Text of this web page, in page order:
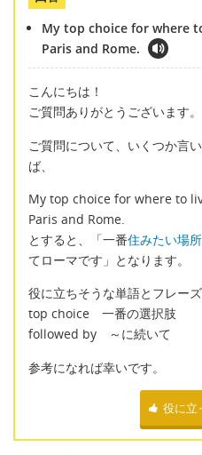
My top choice for where
Paris and Rome.
こんにちは！
ご質問ありがとうございます。
ご質問について、いくつか言
ば、
My top choice for where to
Paris and Rome.
とすると、「一番住みたい場所
てローマです」となります。
役に立ちそうな単語とフレーズ
top choice 一番の選択肢
followed by ～に続いて
参考になれば幸いです。
役に立